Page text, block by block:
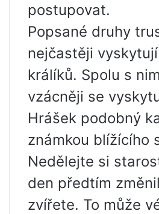
postupovat.
Popsané druhy
nejčastěji
králíků. Spolu s
vzácněji se
Hrášek podobný
známkou blížícího
Nedělejte si
den předtím
zvířete. To může